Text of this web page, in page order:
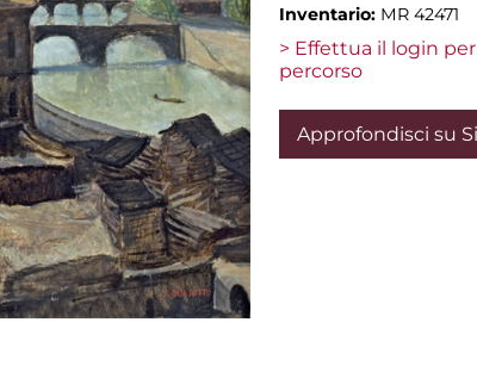
Inventario: MR 42471
> Effettua il login
percorso
Approfondisci su